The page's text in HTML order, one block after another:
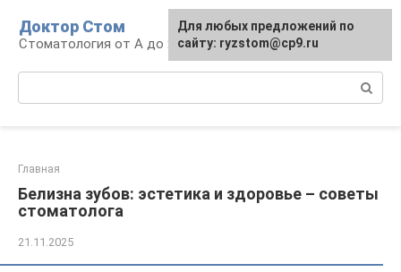
контенту
Доктор Стом
Стоматология от А до Я
Главная
Белизна зубов: эстетика и здоровье – советы
стоматолога
21.11.2025
Для любых предложений по
сайту: ryzstom@cp9.ru